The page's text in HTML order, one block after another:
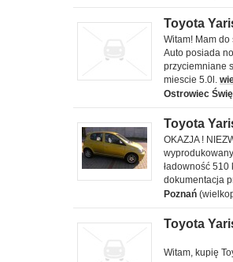
Toyota
Witam! Mam
Auto posiada
przyciemniane
miescie 5.0l.
Ostrowiec
Toyota Yaris
bogate
wyposażenie
Toyota
OKAZJA !
ładowność 510
dokumentacja
Poznań
Toyota
Witam, kupię